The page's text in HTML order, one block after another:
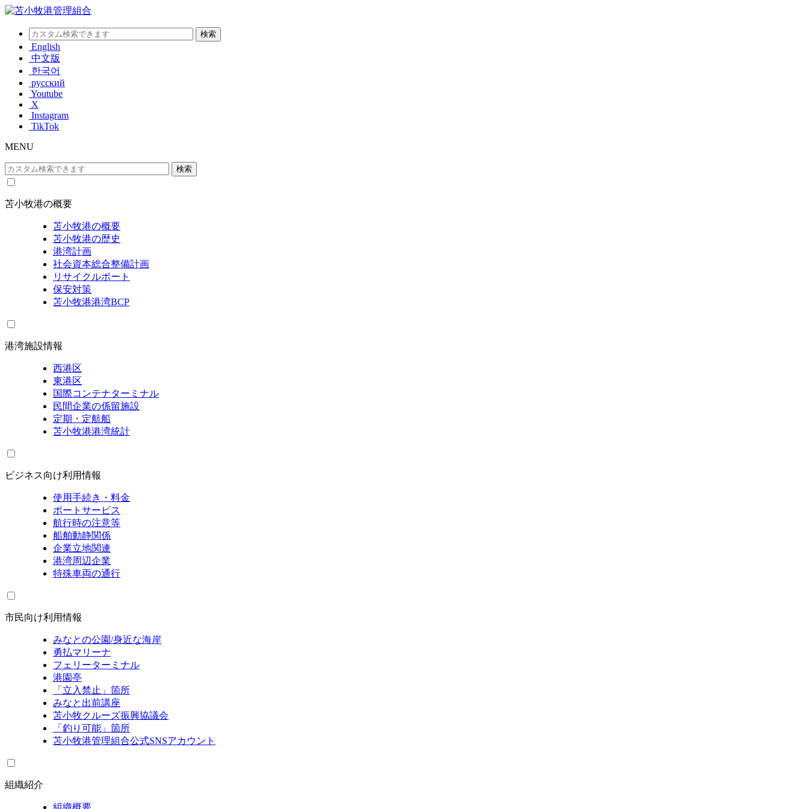
English
中文版
한국어
русский
Youtube
X
Instagram
TikTok
MENU
苫小牧港の概要
苫小牧港の概要
苫小牧港の歴史
港湾計画
社会資本総合整備計画
リサイクルポート
保安対策
苫小牧港港湾BCP
港湾施設情報
西港区
東港区
国際コンテナターミナル
民間企業の係留施設
定期・定航船
苫小牧港港湾統計
ビジネス向け利用情報
使用手続き・料金
ポートサービス
航行時の注意等
船舶動静関係
企業立地関連
港湾周辺企業
特殊車両の通行
市民向け利用情報
みなとの公園/身近な海岸
勇払マリーナ
フェリーターミナル
港園亭
「立入禁止」箇所
みなと出前講座
苫小牧クルーズ振興協議会
「釣り可能」箇所
苫小牧港管理組合公式SNSアカウント
組織紹介
組織概要